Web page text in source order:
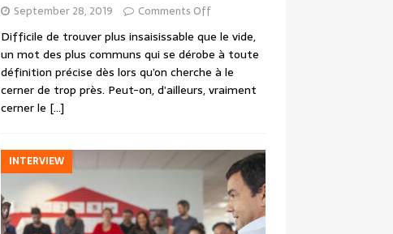
September 28, 2019 Comments Off
Difficile de trouver plus insaisissable que le vide,
un mot des plus communs qui se dérobe à toute
définition précise dès lors qu’on cherche à le
cerner de trop près. Peut-on, d’ailleurs, vraiment
cerner le […]
INTERVIEW